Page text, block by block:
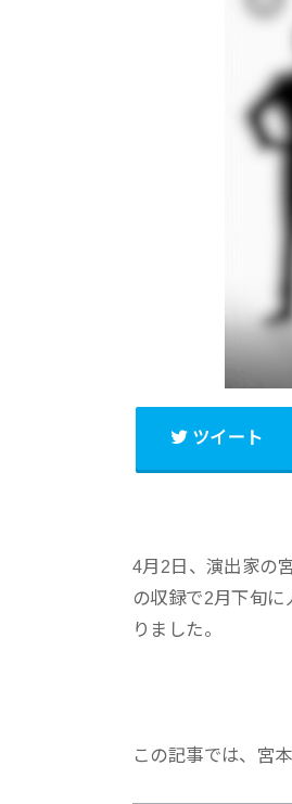
ツイート
4月2日、演出家の
の収録で2月下旬
りました。
この記事では、宮